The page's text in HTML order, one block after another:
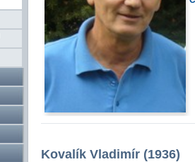
Kovalík Vladimír (1936)